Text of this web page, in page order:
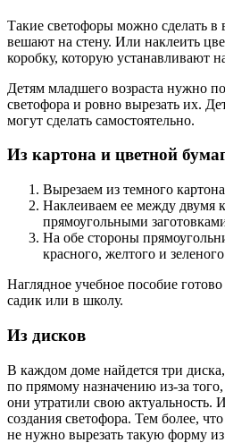
Такие светофоры можно сделать
вешают на стену. Или наклеить
коробку, которую устанавливают
Детям младшего возраста нужно
светофора и ровно вырезать их.
могут сделать самостоятельно.
Из картона и цветной
Вырезаем из темного
Наклеиваем ее между двумя
прямоугольными
На обе стороны
красного, желтого и
Наглядное учебное пособие
садик или в школу.
Из дисков
В каждом доме найдется три
по прямому назначению из-за
они утратили свою актуальность.
создания светофора. Тем более,
не нужно вырезать такую форму